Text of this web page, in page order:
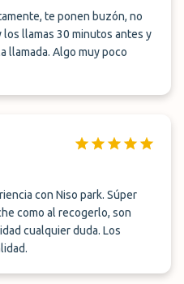
te ponen buzón, no
llamas 30 minutos antes y
llamada. Algo muy poco
con Niso park. Súper
cualquier duda. Los